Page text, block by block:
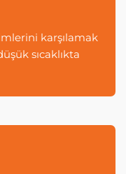
karşılamak
sıcaklıkta